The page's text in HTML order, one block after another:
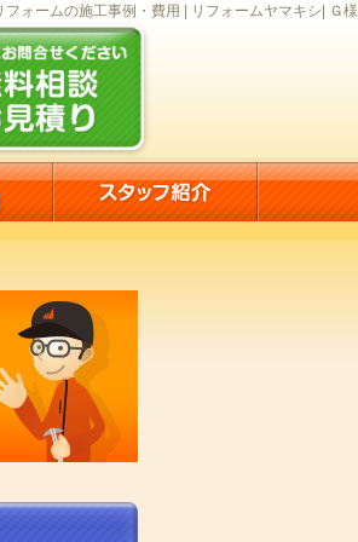
ォームの施工事例・費用 | リフォームヤマキシ| Ｇ様